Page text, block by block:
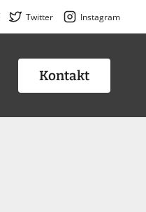
Twitter Instagram
Kontakt